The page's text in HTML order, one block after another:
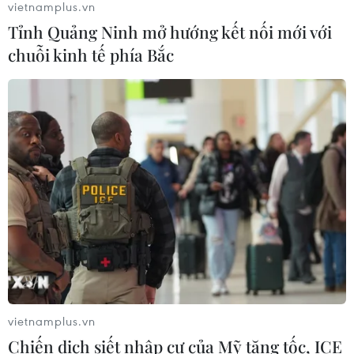
Xem thêm
CƠ QUAN CHỦ QUẢN: THÔNG TẤN XÃ VIỆT NAM
Tổng Biên tập: TRẦN TIẾN DUẨN
Phó Tổng Biên tập: NGUYỄN THỊ TÁM, KHÚC THANH
THỦY
Sở hữu trí tuệ
Quy định sử dụng
vietnamplus.vn
Tỉnh Quảng Ninh mở hướng kết nối mới với
chuỗi kinh tế phía Bắc
vietnamplus.vn
Chiến dịch siết nhập cư của Mỹ tăng tốc, ICE